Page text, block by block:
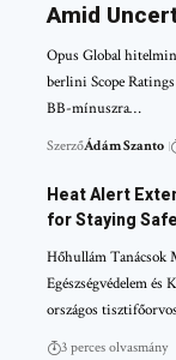
Amid
Opus Global
berlini Scope
BB-mínuszra…
SzerzőÁdám Szanto
Heat Alert
for Staying Safe
Hőhullám Tanácsok
Egészségvédelem és
országos
3 perces olvasmány